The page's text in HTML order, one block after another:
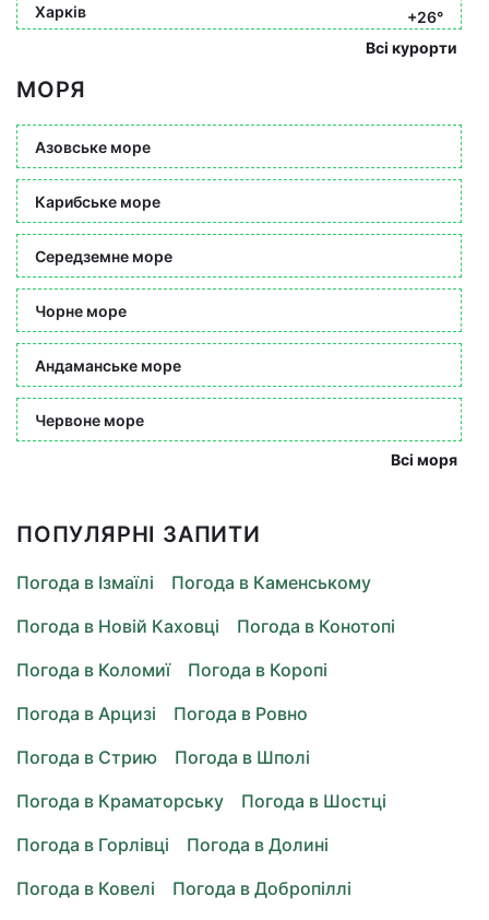
Харків
+26°
Всі курорти
МОРЯ
Азовське море
Карибське море
Середземне море
Чорне море
Андаманське море
Червоне море
Всі моря
ПОПУЛЯРНІ ЗАПИТИ
Погода в Ізмаїлі
Погода в Каменському
Погода в Новій Каховці
Погода в Конотопі
Погода в Коломиї
Погода в Коропі
Погода в Арцизі
Погода в Ровно
Погода в Стрию
Погода в Шполі
Погода в Краматорську
Погода в Шостці
Погода в Горлівці
Погода в Долині
Погода в Ковелі
Погода в Добропіллі